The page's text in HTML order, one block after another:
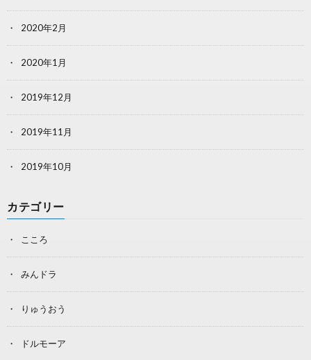
2020年2月
2020年1月
2019年12月
2019年11月
2019年10月
カテゴリー
こころ
みんドラ
りゅうおう
ドルモーア